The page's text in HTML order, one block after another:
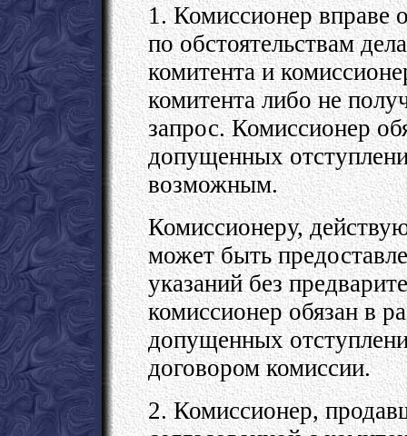
1. Комиссионер вправе
по обстоятельствам
комитента и
комитента либо не
запрос. Комиссионер
допущенных
возможным.
Комиссионеру,
может быть
указаний без
комиссионер обязан в
допущенных
договором комиссии.
2. Комиссионер,